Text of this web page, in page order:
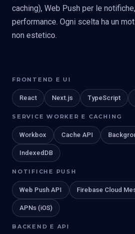
caching), Web Push per le
performance. Ogni scelta ha un
non estetico.
FRONTEND E UI
React Next.js TypeScript
SERVICE WORKER E CACHING
Workbox Cache API
IndexedDB
NOTIFICHE PUSH
Web Push API Firebase Cloud
APNs (iOS)
BACKEND E API